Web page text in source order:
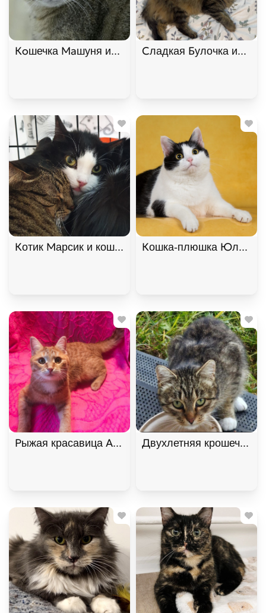
Кoшечка Maшуня ищет дом. В дар!, Полосатый,
Сладкая Булочка ищет
Котик Марсик и кошечка Фенечка - один дом на
Кошка-плюшка Юла в
Рыжая красавица Афина хочет домой! В дар!,
Двухлетняя крошечная